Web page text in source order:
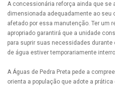
A concessionária reforça ainda que se
dimensionada adequadamente ao seu
afetado por essa manutenção. Ter um
apropriado garantirá que a unidade
para suprir suas necessidades
de água estiver temporariamente
A Águas de Pedra Preta pede a
orienta a população que adote a